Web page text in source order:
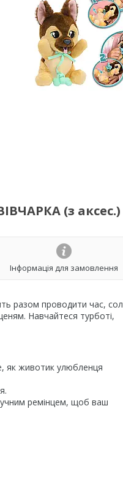
(з аксес.)
Інформація для замовлення
разом проводити час,
Навчайтеся турботі,
як животик улюбленця
ремінцем, щоб ваш